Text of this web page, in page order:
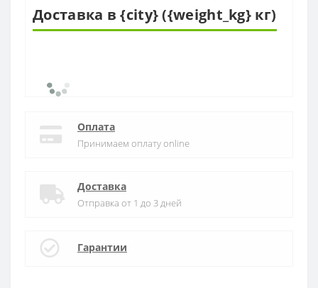
Доставка в {city} ({weight_kg} кг)
Оплата
Принимаем оплату online
Доставка
Отправка от 1 до 3 дней
Гарантии